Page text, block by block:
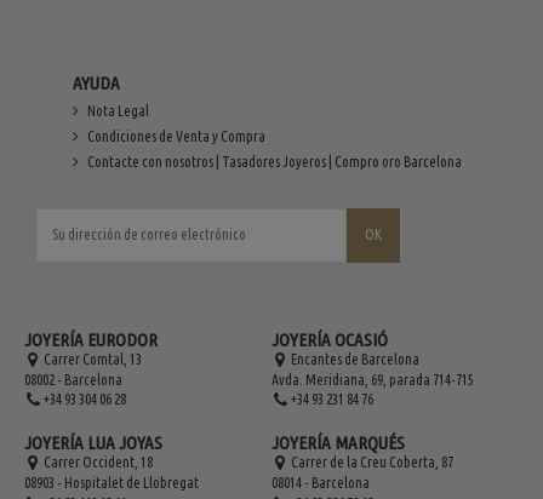
AYUDA
Nota Legal
Condiciones de Venta y Compra
Contacte con nosotros | Tasadores Joyeros | Compro oro Barcelona
JOYERÍA EURODOR
Carrer Comtal, 13
08002 - Barcelona
+34 93 304 06 28
JOYERÍA LUA JOYAS
Carrer Occident, 18
08903 - Hospitalet de Llobregat
JOYERÍA OCASIÓ
Encantes de Barcelona
Avda. Meridiana, 69, parada 714-715
+34 93 231 84 76
JOYERÍA MARQUÉS
Carrer de la Creu Coberta, 87
08014 - Barcelona